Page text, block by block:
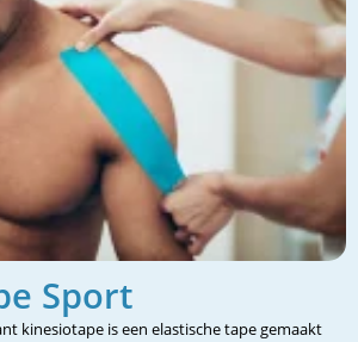
Sport
kinesiotape is een elastische tape gemaakt